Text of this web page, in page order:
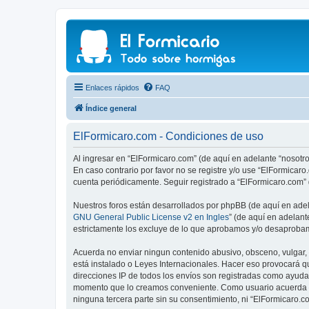
Enlaces rápidos FAQ
Índice general
ElFormicaro.com - Condiciones de uso
Al ingresar en “ElFormicaro.com” (de aquí en adelante
En caso contrario por favor no se registre y/o use
cuenta periódicamente. Seguir registrado a
Nuestros foros están desarrollados por phpBB (de aquí en
GNU General Public License v2 en Ingles” (de aquí en
estrictamente los excluye de lo que aprobamos y/o
Acuerda no enviar ningun contenido abusivo, obsceno,
está instalado o Leyes Internacionales. Hacer eso provocará
direcciones IP de todos los envíos son registradas como
momento que lo creamos conveniente. Como usuario
ninguna tercera parte sin su consentimiento, ni